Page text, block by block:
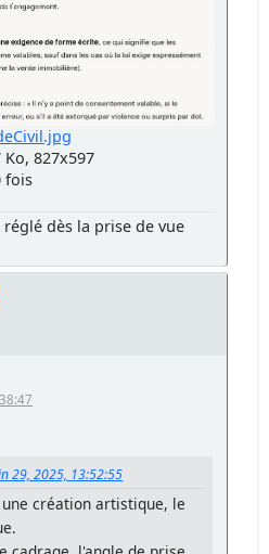
Ko, 827x597
fois
dès la prise de vue
29, 2025, 13:52:55
création artistique, le